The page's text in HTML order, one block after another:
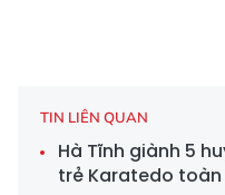
TIN LIÊN QUAN
Hà Tĩnh giành 5
trẻ Karatedo